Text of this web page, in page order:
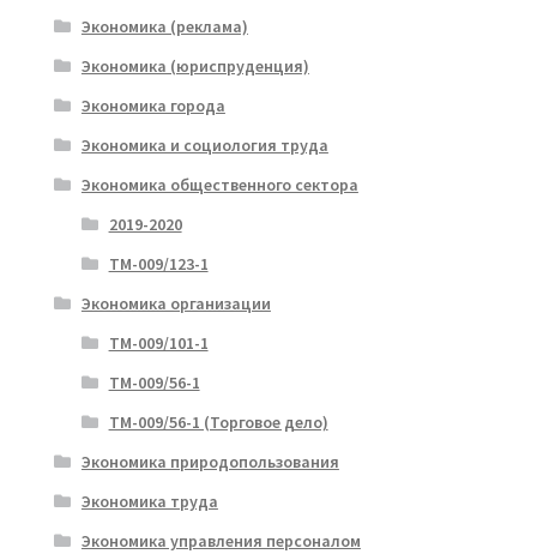
Экономика (реклама)
Экономика (юриспруденция)
Экономика города
Экономика и социология труда
Экономика общественного сектора
2019-2020
ТМ-009/123-1
Экономика организации
ТМ-009/101-1
ТМ-009/56-1
ТМ-009/56-1 (Торговое дело)
Экономика природопользования
Экономика труда
Экономика управления персоналом